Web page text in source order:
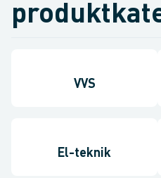
VVS
El-teknik